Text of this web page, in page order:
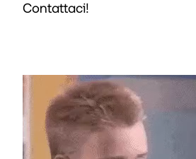
Contattaci!